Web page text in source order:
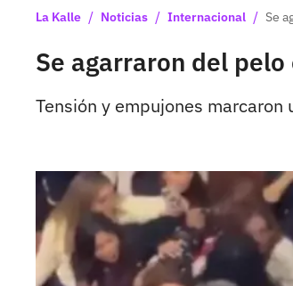
La Kalle / Noticias / Internacional / Se
Se agarraron del
Tensión y empujones